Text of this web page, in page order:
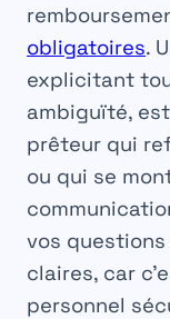
obligatoires.
explicitant
ambiguïté,
prêteur qui
ou qui se
vos
claires, car
personnel